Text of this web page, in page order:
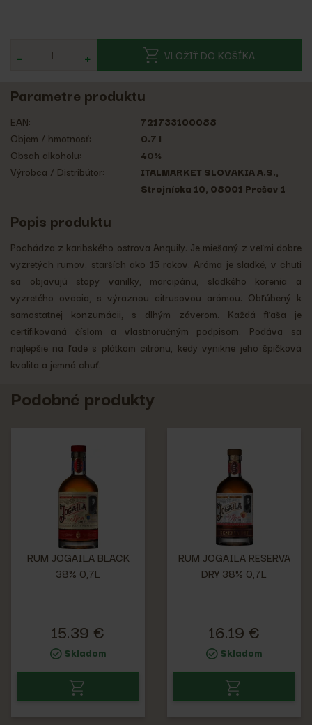
- + VLOŽIŤ DO KOŠÍKA
Parametre produktu
EAN:
721733100088
Objem / hmotnosť:
0.7 l
Obsah alkoholu:
40%
Výrobca / Distribútor:
ITALMARKET SLOVAKIA A.S.,
Strojnícka 10, 08001 Prešov 1
Popis produktu
Pochádza z karibského ostrova Anquily. Je miešaný z veľmi dobre
vyzretých rumov, starších ako 15 rokov. Aróma je sladké, v chuti
sa objavujú stopy vanilky, marcipánu, sladkého korenia a
vyzretého ovocia, s výraznou citrusovou arómou. Obľúbený k
samostatnej konzumácii, s dlhým záverom. Každá fľaša je
certifikovaná číslom a vlastnoručným podpisom. Podáva sa
najlepšie na ľade s plátkom citrónu, kedy vynikne jeho špičková
kvalita a jemná chuť.
Podobné produkty
RUM JOGAILA BLACK
38% 0,7L
15.39 €
Skladom
RUM JOGAILA RESERVA
DRY 38% 0,7L
16.19 €
Skladom